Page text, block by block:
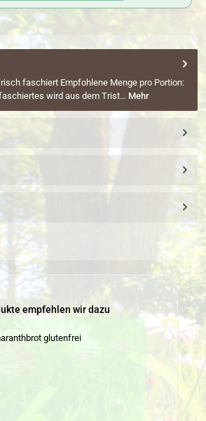
faschiert Empfohlene Menge pro Portion:
wird aus dem Trist… Mehr
überspringen
empfehlen wir dazu